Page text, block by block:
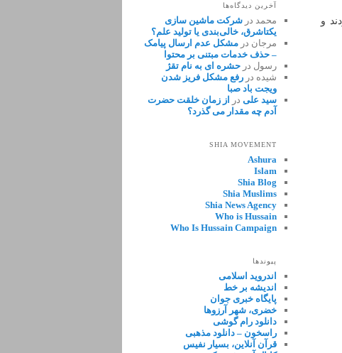
و
آخرین دیدگاه‌ها
محمد در شرکت ماشین سازی
یکتاشرق، خالی‌بندی یا تولید علم؟
مرجان در مشکل عدم ارسال پیامک
– حذف خدمات مبتنی بر محتوا
رسول در حشره ای به نام تقژ
شیده در رفع مشکل فریز شدن
ویجت باد صبا
سید علی در از زمان خلقت حضرت
آدم چه مقدار می گذرد؟
SHIA MOVEMENT
Ashura
Islam
Shia Blog
Shia Muslims
Shia News Agency
Who is Hussain
Who Is Hussain Campaign
پیوندها
اندروید اسلامی
اندیشه بر خط
پایگاه خبری جوان
خضری، شهر آرزوها
دانلود رام گوشی
راسخون – دانلود مذهبی
قرآن آنلاین، بسیار نفیس